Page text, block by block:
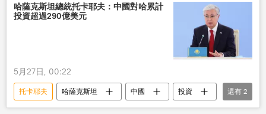
哈薩克斯坦總統托卡耶夫：中國對哈累計
投資超過290億美元
5月27日, 00:22
托卡耶夫 哈薩克斯坦 中國
投資
雙邊貿易
增長
還有 2